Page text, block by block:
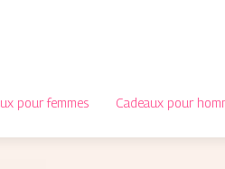
pour femmes Cadeaux pour